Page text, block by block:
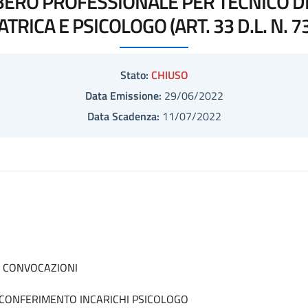
E PSICOLOGO (ART. 33 D.L. N.
Stato: CHIUSO
Data Emissione: 29/06/2022
Data Scadenza: 11/07/2022
INCARICHI PSICOLOGO